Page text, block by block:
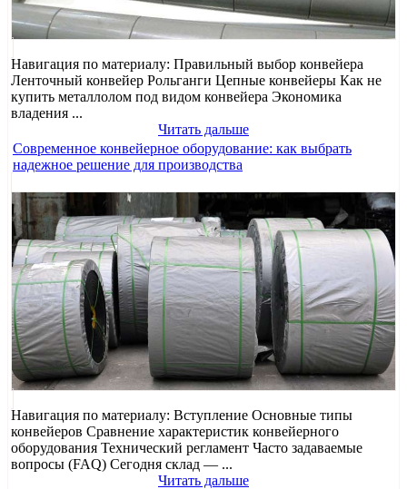
Навигация по материалу: Правильный выбор конвейера
Ленточный конвейер Рольганги Цепные конвейеры Как не
купить металлолом под видом конвейера Экономика
владения ...
Читать дальше
Современное конвейерное оборудование: как выбрать
надежное решение для производства
Навигация по материалу: Вступление Основные типы
конвейеров Сравнение характеристик конвейерного
оборудования Технический регламент Часто задаваемые
вопросы (FAQ) Сегодня склад — ...
Читать дальше